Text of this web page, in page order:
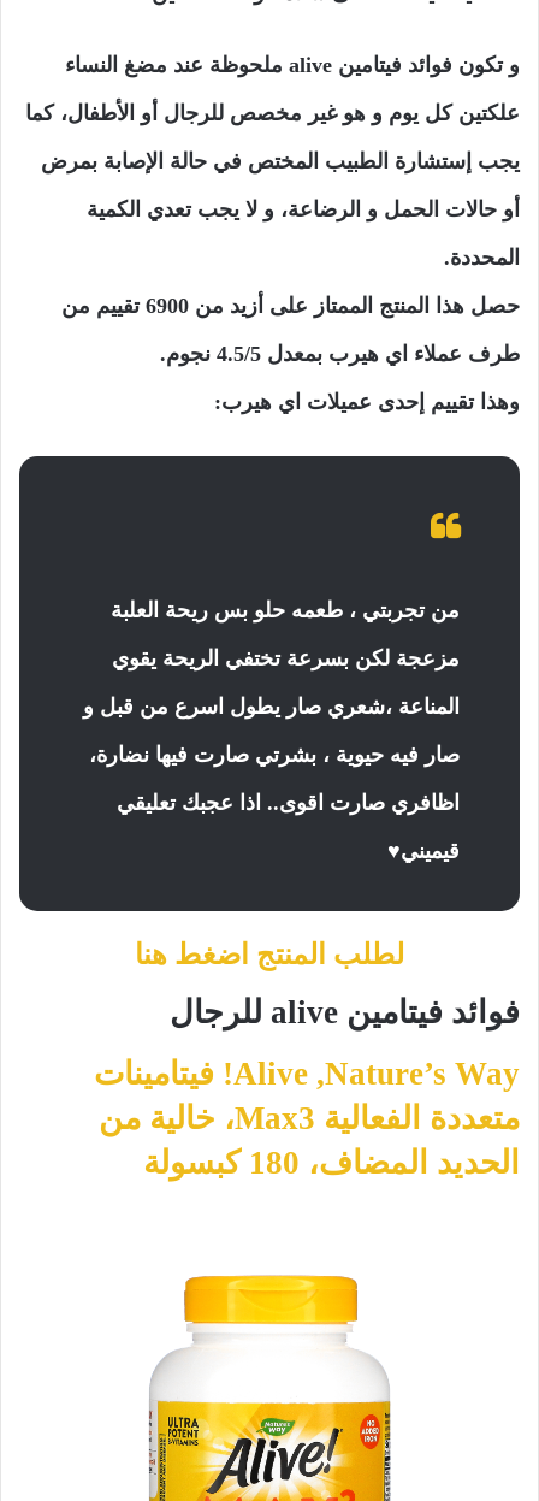
و تكون فوائد فيتامين alive ملحوظة عند مضغ النساء
علكتين كل يوم و هو غير مخصص للرجال أو الأطفال، كما
يجب إستشارة الطبيب المختص في حالة الإصابة بمرض
أو حالات الحمل و الرضاعة، و لا يجب تعدي الكمية
المحددة.
حصل هذا المنتج الممتاز على أزيد من 6900 تقييم من
طرف عملاء اي هيرب بمعدل 4.5/5 نجوم.
وهذا تقييم إحدى عميلات اي هيرب:
من تجربتي ، طعمه حلو بس ريحة العلبة
مزعجة لكن بسرعة تختفي الريحة يقوي
المناعة ،شعري صار يطول اسرع من قبل و
صار فيه حيوية ، بشرتي صارت فيها نضارة،
اظافري صارت اقوى.. اذا عجبك تعليقي
قيميني♥️
لطلب المنتج اضغط هنا
فوائد فيتامين alive للرجال
Nature’s Way‏, Alive! فيتامينات
متعددة الفعالية Max3، خالية من
الحديد المضاف، 180 كبسولة